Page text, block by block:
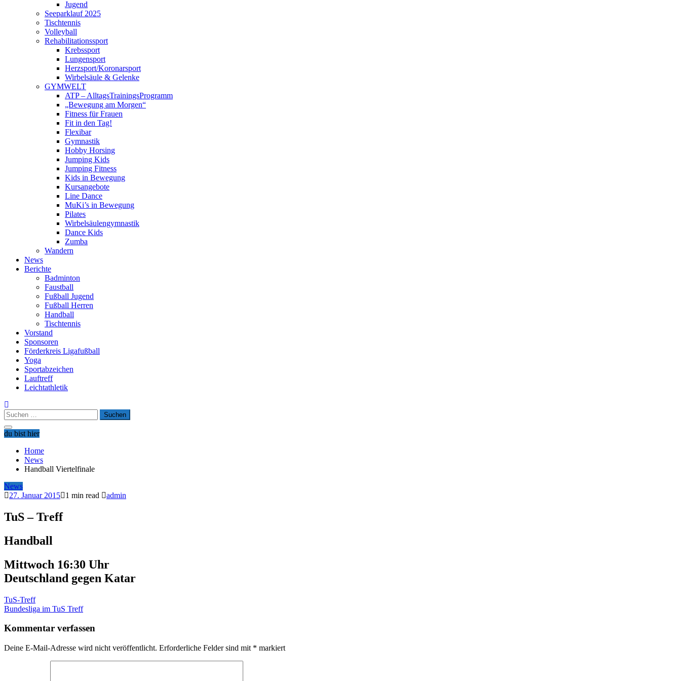
Jugend
Seeparklauf 2025
Tischtennis
Volleyball
Rehabilitationssport
Krebssport
Lungensport
Herzsport/Koronarsport
Wirbelsäule & Gelenke
GYMWELT
ATP – AlltagsTrainingsProgramm
„Bewegung am Morgen“
Fitness für Frauen
Fit in den Tag!
Flexibar
Gymnastik
Hobby Horsing
Jumping Kids
Jumping Fitness
Kids in Bewegung
Kursangebote
Line Dance
MuKi’s in Bewegung
Pilates
Wirbelsäulengymnastik
Dance Kids
Zumba
Wandern
News
Berichte
Badminton
Faustball
Fußball Jugend
Fußball Herren
Handball
Tischtennis
Vorstand
Sponsoren
Förderkreis Ligafußball
Yoga
Sportabzeichen
Lauftreff
Leichtathletik
Suchen
nach:
du bist hier
Home
News
Handball Viertelfinale
News
27. Januar 2015
1 min read admin
TuS – Treff
Handball
Mittwoch 16:30 Uhr
Deutschland gegen Katar
Beitragsnavigation
TuS-Treff
Bundesliga im TuS Treff
Kommentar verfassen
Deine E-Mail-Adresse wird nicht veröffentlicht. Erforderliche Felder sind mit * markiert